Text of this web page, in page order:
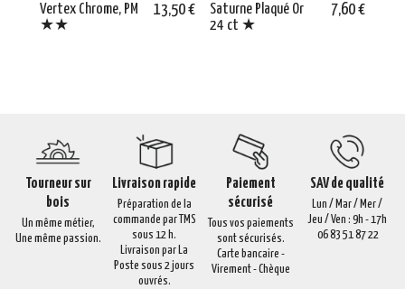
Vertex Chrome, PM
★★
13,50 €
Saturne Plaqué Or
24 ct ★
7,60 €
Tourneur sur
bois
Un même métier,
Une même passion.
Livraison rapide
Préparation de la
commande par TMS
sous 12 h.
Livraison par La
Poste sous 2 jours
ouvrés.
Paiement
sécurisé
Tous vos paiements
sont sécurisés.
Carte bancaire -
Virement - Chèque
SAV de qualité
Lun / Mar / Mer /
Jeu / Ven : 9h - 17h
06 83 51 87 22